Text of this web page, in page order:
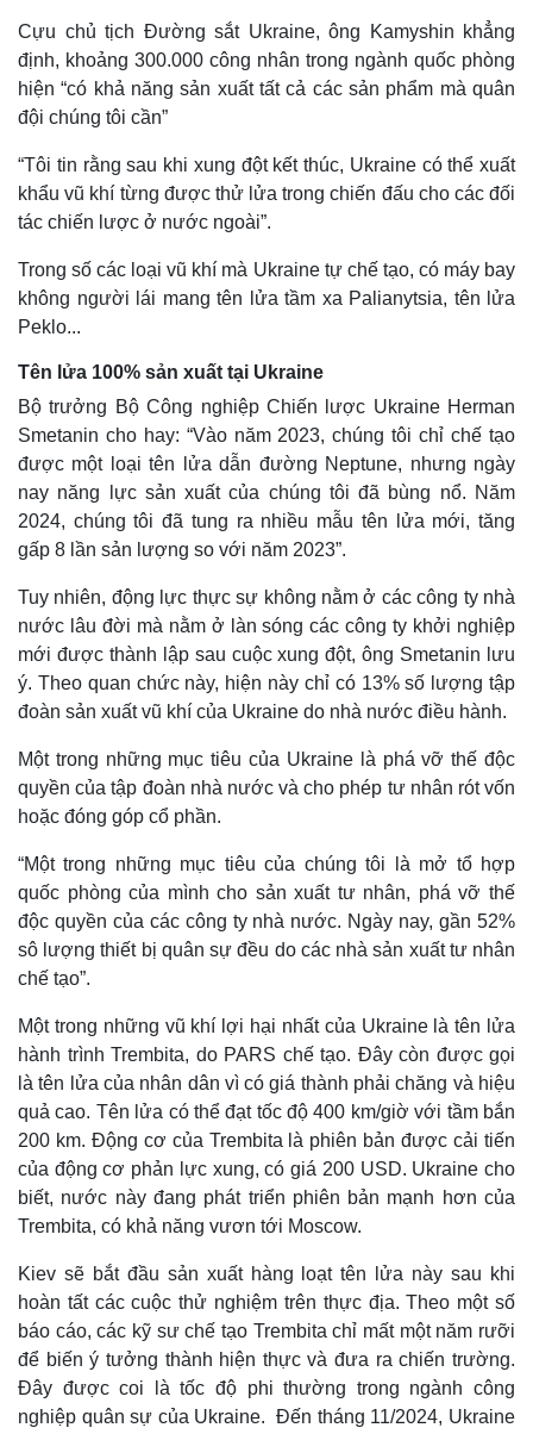
Thế giới
Quan sát
Cuộc sống đó đây
Hồ sơ
Multimedia
E-Magazine
Infographic
Cựu chủ tịch Đường sắt Ukraine, ông Kamyshin khẳng
định, khoảng 300.000 công nhân trong ngành quốc phòng
hiện “có khả năng sản xuất tất cả các sản phẩm mà quân
đội chúng tôi cần”
“Tôi tin rằng sau khi xung đột kết thúc, Ukraine có thể xuất
khẩu vũ khí từng được thử lửa trong chiến đấu cho các đối
tác chiến lược ở nước ngoài”.
Trong số các loại vũ khí mà Ukraine tự chế tạo, có máy bay
không người lái mang tên lửa tầm xa Palianytsia, tên lửa
Peklo...
Tên lửa 100% sản xuất tại Ukraine
Bộ trưởng Bộ Công nghiệp Chiến lược Ukraine Herman
Smetanin cho hay: “Vào năm 2023, chúng tôi chỉ chế tạo
được một loại tên lửa dẫn đường Neptune, nhưng ngày
nay năng lực sản xuất của chúng tôi đã bùng nổ. Năm
2024, chúng tôi đã tung ra nhiều mẫu tên lửa mới, tăng
gấp 8 lần sản lượng so với năm 2023”.
Tuy nhiên, động lực thực sự không nằm ở các công ty nhà
nước lâu đời mà nằm ở làn sóng các công ty khởi nghiệp
mới được thành lập sau cuộc xung đột, ông Smetanin lưu
ý. Theo quan chức này, hiện này chỉ có 13% số lượng tập
đoàn sản xuất vũ khí của Ukraine do nhà nước điều hành.
Một trong những mục tiêu của Ukraine là phá vỡ thế độc
quyền của tập đoàn nhà nước và cho phép tư nhân rót vốn
hoặc đóng góp cổ phần.
“Một trong những mục tiêu của chúng tôi là mở tổ hợp
quốc phòng của mình cho sản xuất tư nhân, phá vỡ thế
độc quyền của các công ty nhà nước. Ngày nay, gần 52%
sô lượng thiết bị quân sự đều do các nhà sản xuất tư nhân
chế tạo”.
Một trong những vũ khí lợi hại nhất của Ukraine là tên lửa
hành trình Trembita, do PARS chế tạo. Đây còn được gọi
là tên lửa của nhân dân vì có giá thành phải chăng và hiệu
quả cao. Tên lửa có thể đạt tốc độ 400 km/giờ với tầm bắn
200 km. Động cơ của Trembita là phiên bản được cải tiến
của động cơ phản lực xung, có giá 200 USD. Ukraine cho
biết, nước này đang phát triển phiên bản mạnh hơn của
Trembita, có khả năng vươn tới Moscow.
Kiev sẽ bắt đầu sản xuất hàng loạt tên lửa này sau khi
hoàn tất các cuộc thử nghiệm trên thực địa. Theo một số
báo cáo, các kỹ sư chế tạo Trembita chỉ mất một năm rưỡi
để biến ý tưởng thành hiện thực và đưa ra chiến trường.
Đây được coi là tốc độ phi thường trong ngành công
nghiệp quân sự của Ukraine. Đến tháng 11/2024, Ukraine